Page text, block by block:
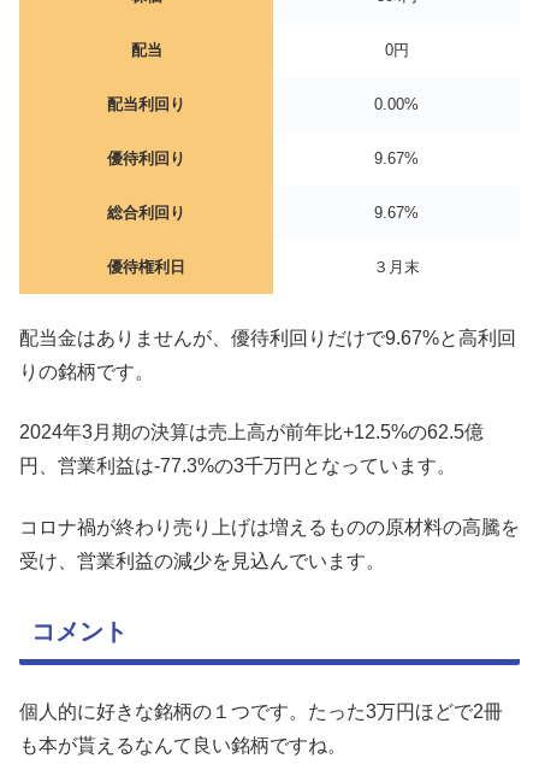
配当 0円
配当利回り 0.00%
優待利回り 9.67%
総合利回り 9.67%
優待権利日 ３月末
配当金はありませんが、優待利回りだけで9.67%と高利回
りの銘柄です。
2024年3月期の決算は売上高が前年比+12.5%の62.5億
円、営業利益は-77.3%の3千万円となっています。
コロナ禍が終わり売り上げは増えるものの原材料の高騰を
受け、営業利益の減少を見込んでいます。
コメント
個人的に好きな銘柄の１つです。たった3万円ほどで2冊
も本が貰えるなんて良い銘柄ですね。